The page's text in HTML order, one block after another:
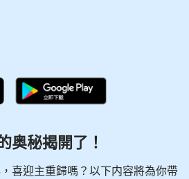
奥秘揭開了！
喜迎主重歸嗎？以下内容將為你帶